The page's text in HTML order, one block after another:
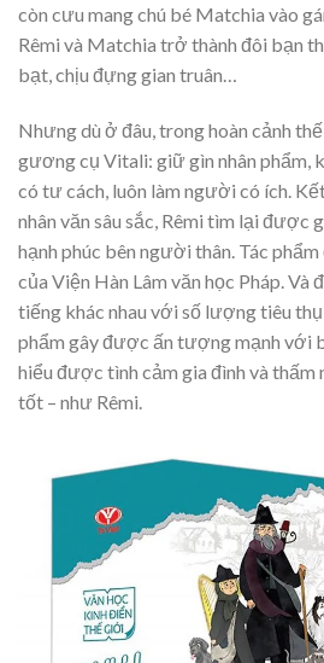
còn cưu mang chú bé Matchia vào
Rêmi và Matchia trở thành đôi bạn
bạt, chịu đựng gian truân…
Nhưng dù ở đâu, trong hoàn cảnh
gương cụ Vitali: giữ gìn nhân phẩm,
có tư cách, luôn làm người có ích.
nhân văn sâu sắc, Rêmi tìm lại được
hạnh phúc bên người thân. Tác
của Viện Hàn Lâm văn học Pháp.
tiếng khác nhau với số lượng tiêu
phẩm gây được ấn tượng mạnh với
hiểu được tình cảm gia đình và thấm
tốt – như Rêmi.